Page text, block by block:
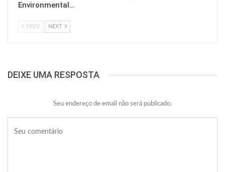
Environmental…
PREV NEXT
DEIXE UMA RESPOSTA
Seu endereço de email não será publicado.